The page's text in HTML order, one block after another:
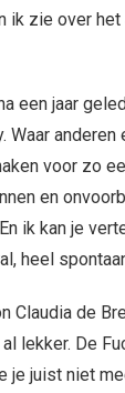
ik zie over
een jaar
Waar anderen
voor zo
en
ik kan je
heel
Claudia de
lekker. De
je juist niet